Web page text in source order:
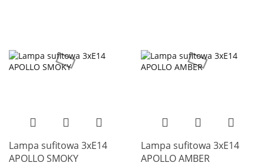
Lampa sufitowa 3xE14
APOLLO SMOKY
Lampa sufitowa 3xE14
APOLLO AMBER